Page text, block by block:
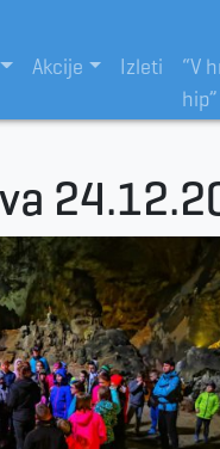
Akcije Izleti
“V
hip”